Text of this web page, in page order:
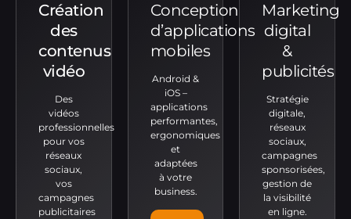
Création
des
contenus
vidéo
Des
vidéos
professionnelles
pour vos
réseaux
sociaux,
vos
campagnes
publicitaires
Conception
d’applications
mobiles
Android &
iOS –
applications
performantes,
ergonomiques
et
adaptées
à votre
business.
Marketing
digital
&
publicités
Stratégie
digitale,
réseaux
sociaux,
campagnes
sponsorisées,
gestion de
la visibilité
en ligne.